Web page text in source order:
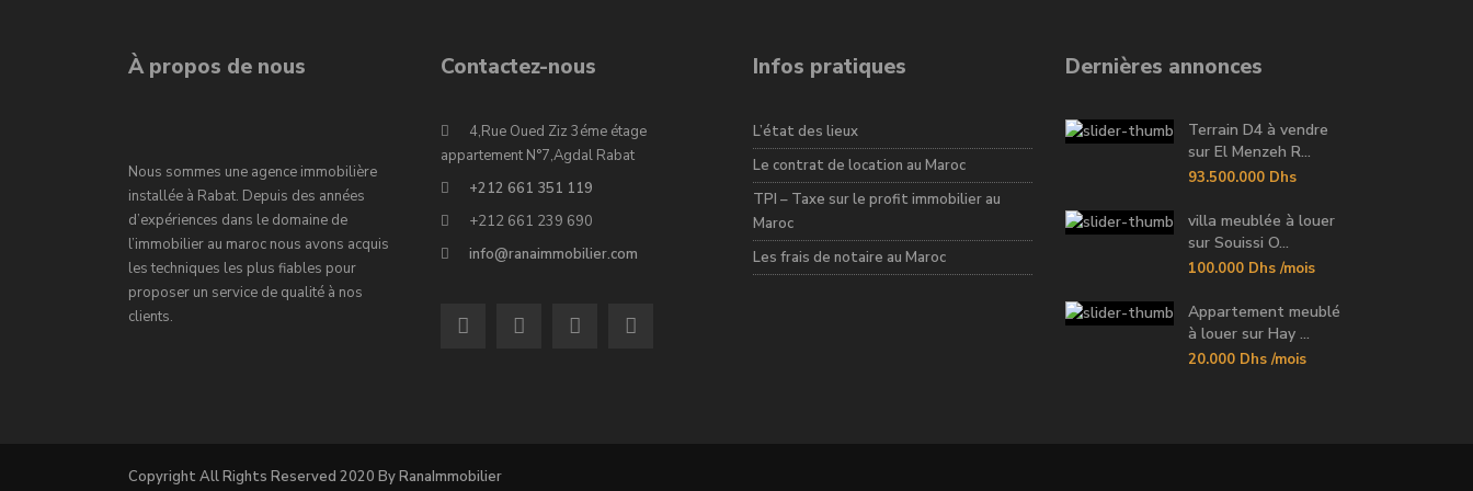
À propos de nous
Nous sommes une agence immobilière
installée à Rabat. Depuis des années
d’expériences dans le domaine de
l’immobilier au maroc nous avons acquis
les techniques les plus fiables pour
proposer un service de qualité à nos
clients.
Contactez-nous
4,Rue Oued Ziz 3éme étage
appartement N°7,Agdal Rabat
+212 661 351 119
+212 661 239 690
info@ranaimmobilier.com
Infos pratiques
L’état des lieux
Le contrat de location au Maroc
TPI – Taxe sur le profit immobilier au
Maroc
Les frais de notaire au Maroc
Dernières annonces
Terrain D4 à vendre
sur El Menzeh R...
93.500.000 Dhs
villa meublée à louer
sur Souissi O...
100.000 Dhs /mois
Appartement meublé
à louer sur Hay ...
20.000 Dhs /mois
Copyright All Rights Reserved 2020 By RanaImmobilier